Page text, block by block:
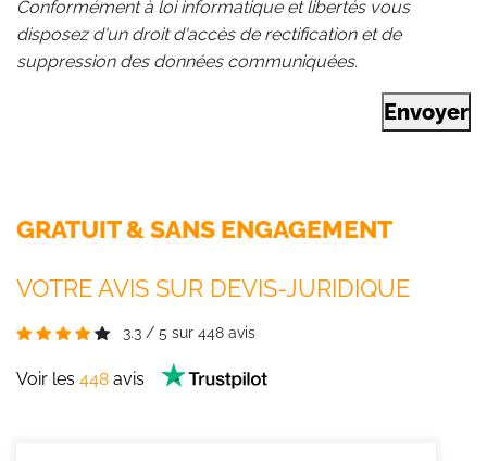
Conformément à loi informatique et libertés vous
disposez d'un droit d'accès de rectification et de
suppression des données communiquées.
Envoyer
GRATUIT & SANS ENGAGEMENT
VOTRE AVIS SUR DEVIS-JURIDIQUE
3.3 / 5 sur 448 avis
Voir les 448 avis